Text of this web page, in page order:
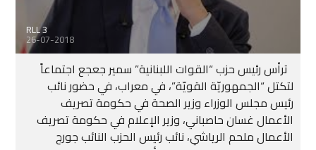
RLL 3
26-07-2018
ترأس رئيس حزب “القوات اللبنانية” سمير جعجع اجتماعاً
لتكتل “الجمهوريّة القويّة”، في معراب، في حضور نائب
رئيس مجلس الوزراء وزير الصحة في حكومة تصريف
الأعمال غسان حاصباني، وزير الإعلام في حكومة تصريف
الأعمال ملحم الرياشي، نائب رئيس الحزب النائب جورج